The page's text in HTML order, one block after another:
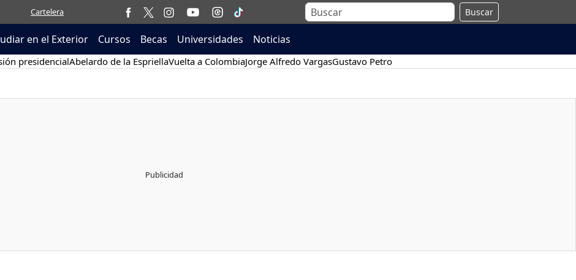
Cartelera Buscar
en el Exterior Cursos Becas Universidades Noticias
presidencialAbelardo de la EspriellaVuelta a ColombiaJorge Alfredo VargasGustavo Petro